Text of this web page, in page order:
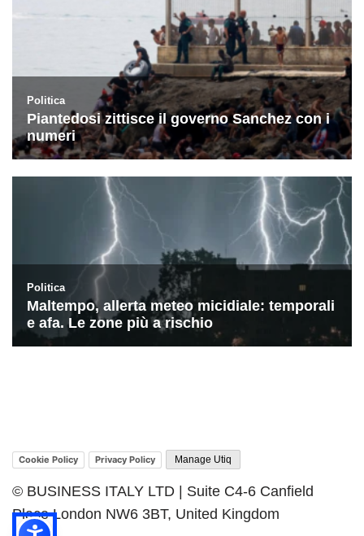
Cookie Policy Privacy Policy Manage Utiq
© BUSINESS ITALY LTD | Suite C4-6 Canfield
Place London NW6 3BT, United Kingdom